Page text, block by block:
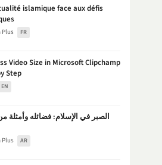
islamique face aux défis
Plus FR
Video Size in Microsoft Clipchamp
Step
EN
الصبر في الإسلام: فضائله وأمثلة
Plus AR